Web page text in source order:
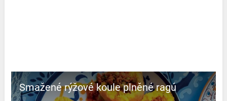
Smažené rýžové koule plněné ragú